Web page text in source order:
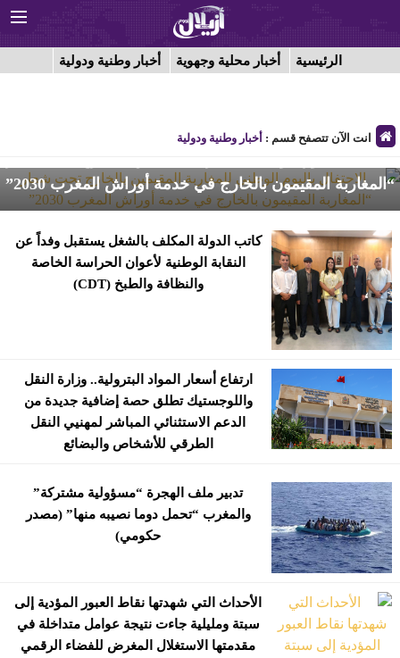
الرئيسية أخبار محلية وجهوية أخبار وطنية ودولية
انت الآن تتصفح قسم : أخبار وطنية ودولية
“المغاربة المقيمون بالخارج في خدمة أوراش المغرب 2030”
كاتب الدولة المكلف بالشغل يستقبل وفداً عن
النقابة الوطنية لأعوان الحراسة الخاصة
والنظافة والطبخ (CDT)
ارتفاع أسعار المواد البترولية.. وزارة النقل
واللوجستيك تطلق حصة إضافية جديدة من
الدعم الاستثنائي المباشر لمهنيي النقل
الطرقي للأشخاص والبضائع
تدبير ملف الهجرة “مسؤولية مشتركة”
والمغرب “تحمل دوما نصيبه منها” (مصدر
حكومي)
الأحداث التي شهدتها نقاط العبور المؤدية إلى
سبتة ومليلية جاءت نتيجة عوامل متداخلة في
مقدمتها الاستغلال المغرض للفضاء الرقمي